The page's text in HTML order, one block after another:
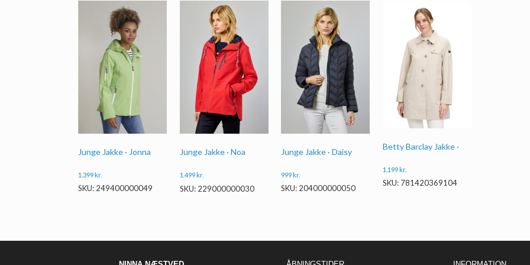
Junge Jakke · Jonna
1.399kr.
SKU: 249400000049
Junge Jakke · Noa
1.499 kr.
SKU: 229000000030
Junge Jakke · Daisy
999kr.
SKU: 204000000050
Betty Barclay Jakke ·
1.199kr.
SKU: 781420369104